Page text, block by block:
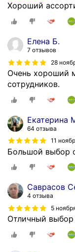
Хороший
Елена Б.
7 отзывов
28
Очень хороший
сотрудников.
Екатерина
64 отзыва
11
Большой выбор
Саврасов
4 отзыва
5
Отличный выбор